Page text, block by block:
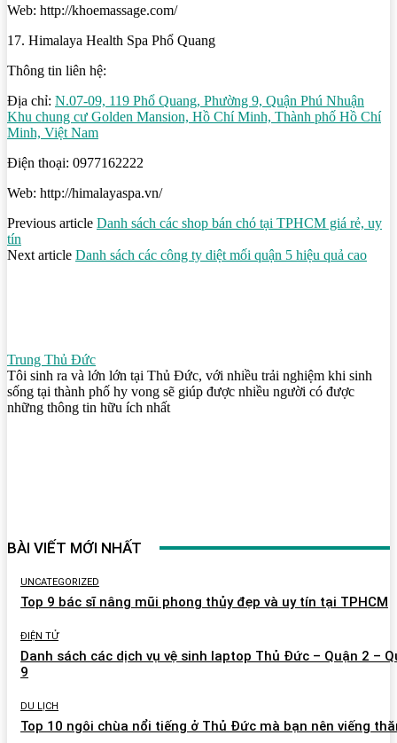
Web: http://khoemassage.com/
17. Himalaya Health Spa Phổ Quang
Thông tin liên hệ:
Địa chỉ: N.07-09, 119 Phổ Quang, Phường 9, Quận Phú Nhuận
Khu chung cư Golden Mansion, Hồ Chí Minh, Thành phố Hồ Chí
Minh, Việt Nam
Điện thoại: 0977162222
Web: http://himalayaspa.vn/
Previous article Danh sách các shop bán chó tại TPHCM giá rẻ, uy
tín
Next article Danh sách các công ty diệt mối quận 5 hiệu quả cao
Trung Thủ Đức
Tôi sinh ra và lớn lớn tại Thủ Đức, với nhiều trải nghiệm khi sinh
sống tại thành phố hy vong sẽ giúp được nhiều người có được
những thông tin hữu ích nhất
BÀI VIẾT MỚI NHẤT
UNCATEGORIZED
Top 9 bác sĩ nâng mũi phong thủy đẹp và uy tín tại TPHCM
ĐIỆN TỬ
Danh sách các dịch vụ vệ sinh laptop Thủ Đức – Quận 2 –
9
DU LỊCH
Top 10 ngôi chùa nổi tiếng ở Thủ Đức mà bạn nên viếng